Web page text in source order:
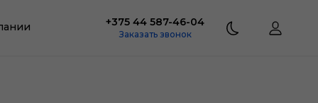
+375 44 587-46-04
Заказать звонок